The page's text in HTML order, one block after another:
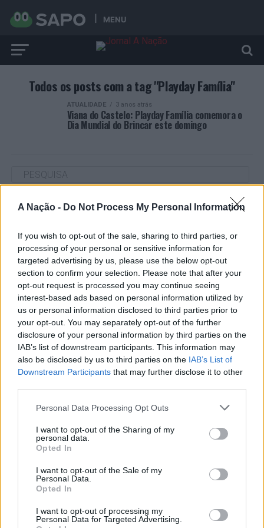
A Nação - Do Not Process My Personal Information
If you wish to opt-out of the sale, sharing to third parties, or
processing of your personal or sensitive information for
targeted advertising by us, please use the below opt-out
section to confirm your selection. Please note that after your
opt-out request is processed you may continue seeing
interest-based ads based on personal information utilized by
us or personal information disclosed to third parties prior to
your opt-out. You may separately opt-out of the further
disclosure of your personal information by third parties on the
IAB’s list of downstream participants. This information may
also be disclosed by us to third parties on the IAB’s List of
Downstream Participants that may further disclose it to other
Personal Data Processing Opt Outs
I want to opt-out of the Sharing of my
personal data.
Opted In
I want to opt-out of the Sale of my
Personal Data.
Opted In
I want to opt-out of processing my
Personal Data for Targeted Advertising.
MENU
Todos os posts com a tag "Playday Família"
ATUALIDADE 3 anos atrás
Viana do Castelo: Playday Família comemora o
Dia Mundial do Brincar este domingo
ARTIGOS RECENTES
com vitória do francês Luca Van Assche
Castelo Branco: “Bienal Internacional de Artes e Ofícios”
promete afirmar artesanato, património e inovação como
“motores de desenvolvimento económico e cultural” do
município português
Covilhã: Especialista aponta investimento estrangeiro e
valorização imobiliária como motores do crescimento da
Beira Interior
Rio de Janeiro: Governo do Estado propõe parceria com a
FUNCEX para “reforçar inteligência sobre comércio
Esposende acolhe festival de kitesurf
COMENTÁRIOS RECENTES
ÚLTIMAS DESTAQUE VIDEOS